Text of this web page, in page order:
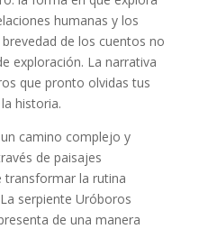
humanas y los
de los cuentos no
exploración. La narrativa
que pronto olvidas tus
historia.
camino complejo y
de paisajes
transformar la rutina
serpiente Uróboros
de una manera